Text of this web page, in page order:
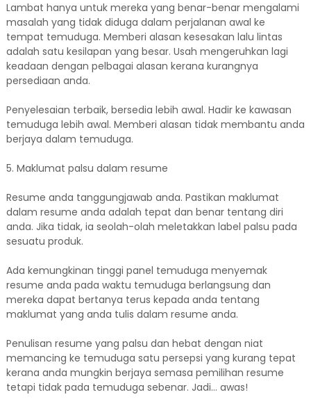
Lambat hanya untuk mereka yang benar-benar mengalami
masalah yang tidak diduga dalam perjalanan awal ke
tempat temuduga. Memberi alasan kesesakan lalu lintas
adalah satu kesilapan yang besar. Usah mengeruhkan lagi
keadaan dengan pelbagai alasan kerana kurangnya
persediaan anda.
Penyelesaian terbaik, bersedia lebih awal. Hadir ke kawasan
temuduga lebih awal. Memberi alasan tidak membantu anda
berjaya dalam temuduga.
5. Maklumat palsu dalam resume
Resume anda tanggungjawab anda. Pastikan maklumat
dalam resume anda adalah tepat dan benar tentang diri
anda. Jika tidak, ia seolah-olah meletakkan label palsu pada
sesuatu produk.
Ada kemungkinan tinggi panel temuduga menyemak
resume anda pada waktu temuduga berlangsung dan
mereka dapat bertanya terus kepada anda tentang
maklumat yang anda tulis dalam resume anda.
Penulisan resume yang palsu dan hebat dengan niat
memancing ke temuduga satu persepsi yang kurang tepat
kerana anda mungkin berjaya semasa pemilihan resume
tetapi tidak pada temuduga sebenar. Jadi… awas!